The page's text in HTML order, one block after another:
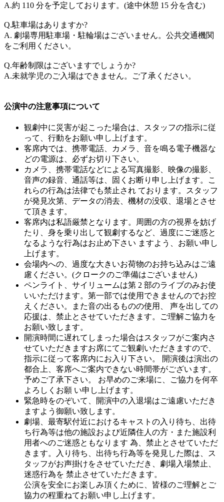
A.約 110 分を予定しております。(途中休憩 15 分を含む)
Q.駐車場はありますか?
A. 劇場専用駐車場・駐輪場はございません。公共交通機関
をご利用ください。
Q.年齢制限はございますでしょうか?
A.未就学児のご入場はできません。ご了承ください。
公演中の注意事項について
観劇中に災害が起こった場合は、スタッフの指示に従
って、行動をお願い申し上げます。
客席内では、携帯電話、カメラ、音を鳴る電子機器な
どの電源は、必ずお切り下さい。
カメラ、携帯電話などによる写真撮影、映像の撮影、
音声の録音、通話等は、固くお断り申し上げます。こ
れらの行為は法律でも禁止され ております。スタッフ
が発見次第、データの消去、機材の没収、退場とさせ
て頂きます。
客席内は私語厳禁となります。周囲の方の視界を妨げ
たり、身を乗り出して観劇するなど、過度にご迷惑と
なるような行為はお止め下さい ますよう、お願い申し
上げます。
会場内への、過度な大きいお荷物のお持ち込みはご遠
慮ください。(クロークのご準備はございません)
ペンライト、サイリュームは第 2 部のライブのみお使
いいただけます。第一部では使用できませんのでお控
えください。また音の出るものの使用、 声を出しての
応援は、禁止とさせていただきます。ご理解ご協力を
お願い致します。
開演時間に遅れてしまった場合はスタッフがご案内さ
せていただきますお席にてご観劇いただきますので、
指示に従って客席内にお入り下さい。 開演後は演出の
都合上、客席へご案内できない時間帯がございます。
予めご了承下さい。 お早めのご来場に、ご協力を何卒
よろしくお願 い申し上げます。
緊急時をのぞいて、開演中の入退場はご遠慮いただき
ますよう御願い致します。
劇場、最寄駅付近におけるキャストの入り待ち、出待
ち行為等は他の施設および近隣住人の方・また施設利
用者へのご迷惑ともなります 為、禁止とさせていただ
きます。入り待ち、出待ち行為等を発見した際は、ス
タッフがお声掛けをさせていただき、劇場入場禁止、
迷惑行為を 禁止させていただきます。
公演を安全にお楽しみ頂くために、皆様のご理解とご
協力の程重ねてお願い申し上げます。